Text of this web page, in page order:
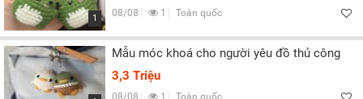
1 08/08 1 Toàn quốc
Mẫu móc khoá cho người yêu đồ thủ công
3,3 Triệu
08/08 1 Toàn quốc